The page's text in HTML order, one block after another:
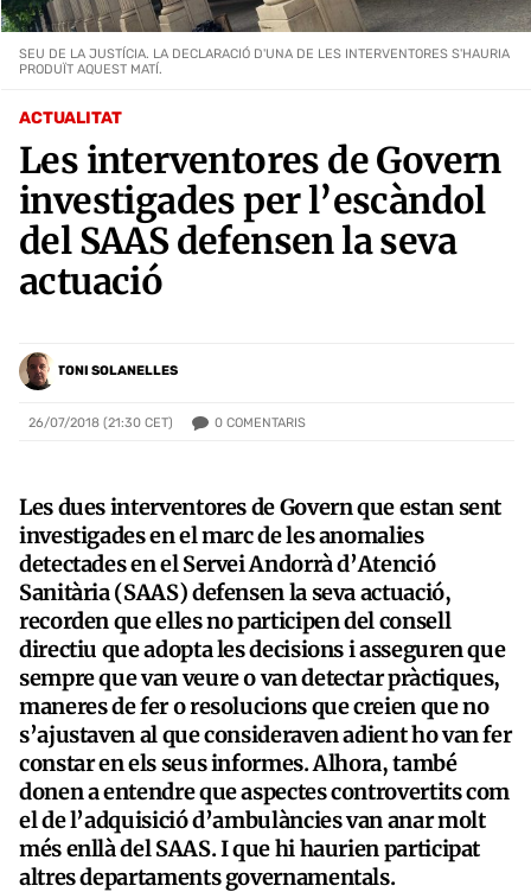
ACTUALITAT
Les interventores de Govern
investigades per l’escàndol
del SAAS defensen la seva
actuació
TONI SOLANELLES
26/07/2018 (21:30 CET) 0 COMENTARIS
SEU DE LA JUSTÍCIA. LA DECLARACIÓ D'UNA DE LES INTERVENTORES S'HAURIA
PRODUÏT AQUEST MATÍ.
Les dues interventores de Govern que estan sent
investigades en el marc de les anomalies
detectades en el Servei Andorrà d’Atenció
Sanitària (SAAS) defensen la seva actuació,
recorden que elles no participen del consell
directiu que adopta les decisions i asseguren que
sempre que van veure o van detectar pràctiques,
maneres de fer o resolucions que creien que no
s’ajustaven al que consideraven adient ho van fer
constar en els seus informes. Alhora, també
donen a entendre que aspectes controvertits com
el de l’adquisició d’ambulàncies van anar molt
més enllà del SAAS. I que hi haurien participat
altres departaments governamentals.